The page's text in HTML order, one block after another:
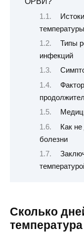
температуры
Типы
инфекций
Как не
болезни
Сколько